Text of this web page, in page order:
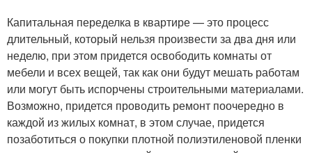
Капитальная переделка в квартире — это процесс
длительный, который нельзя произвести за два дня или
неделю, при этом придется освободить комнаты от
мебели и всех вещей, так как они будут мешать работам
или могут быть испорчены строительными материалами.
Возможно, придется проводить ремонт поочередно в
каждой из жилых комнат, в этом случае, придется
позаботиться о покупки плотной полиэтиленовой пленки